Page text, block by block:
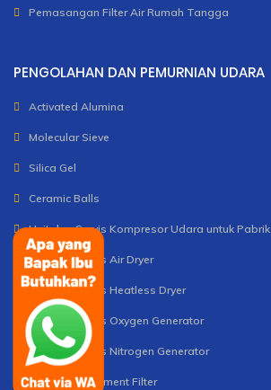
Pemasangan Filter Air Rumah Tangga
PENGOLAHAN DAN PEMURNIAN UDARA
Activated Alumina
Molecular Sieve
Silica Gel
Ceramic Balls
Unit dan Servis Kompresor Udara untuk Pabrik
Unit dan Servis Air Dryer
Unit dan Servis Heatless Dryer
Unit dan Servis Oxygen Generator
Unit dan Servis Nitrogen Generator
Spare Part Element Filter